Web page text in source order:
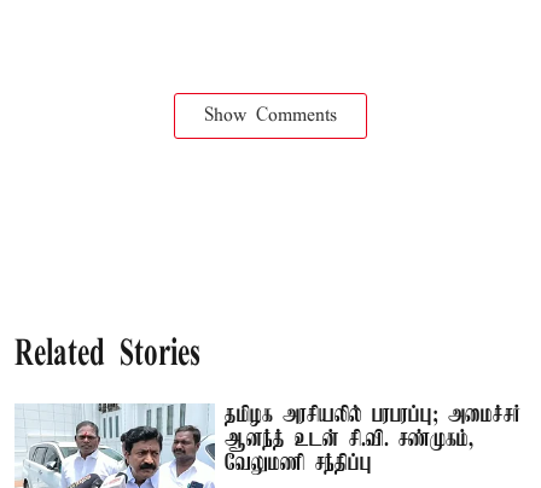
Show Comments
Related Stories
தமிழக அரசியலில் பரபரப்பு; அமைச்சர்
ஆனந்த் உடன் சி.வி. சண்முகம்,
வேலுமணி சந்திப்பு